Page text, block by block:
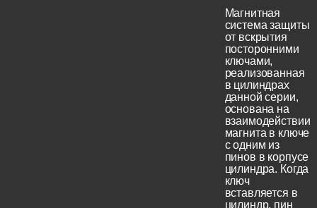
Магнитная
система защиты
от вскрытия
посторонними
ключами,
реализованная
в цилиндрах
данной серии,
основана на
взаимодействии
магнита в ключе
с одним из
пинов в корпусе
цилиндра. Когда
ключ
вставляется в
цилиндр, пин